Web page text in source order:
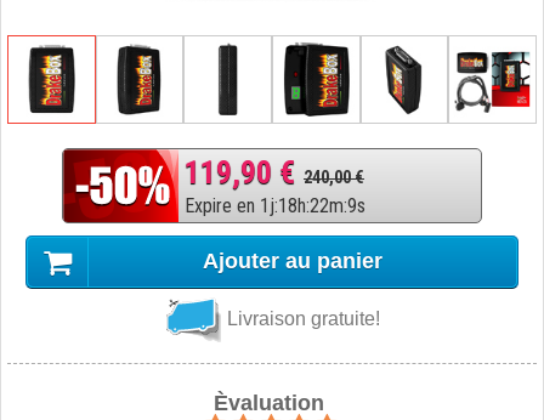
119,90 € 240,00 €
Expire en 1j:18h:22m:8s
Ajouter au panier
Livraison gratuite!
Èvaluation